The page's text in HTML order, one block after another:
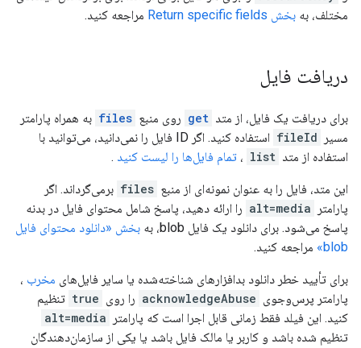
مختلف، به بخش Return specific fields مراجعه کنید.
دریافت فایل
برای دریافت یک فایل، از متد get روی منبع files به همراه پارامتر
مسیر
fileId
استفاده کنید. اگر ID فایل را نمی‌دانید، می‌توانید با
استفاده از متد list ، تمام فایل‌ها را لیست کنید .
این متد، فایل را به عنوان نمونه‌ای از منبع files برمی‌گرداند. اگر
پارامتر
alt=media را ارائه دهید، پاسخ شامل محتوای فایل در بدنه
پاسخ می‌شود. برای دانلود یک فایل blob، به
بخش «دانلود محتوای فایل
blob»
مراجعه کنید.
برای تأیید خطر دانلود بدافزارهای شناخته‌شده یا سایر فایل‌های مخرب ،
پارامتر پرس‌وجوی acknowledgeAbuse را روی true تنظیم
کنید. این فیلد فقط زمانی قابل اجرا است که پارامتر
alt=media
تنظیم شده باشد و کاربر یا مالک فایل باشد یا یکی از سازمان‌دهندگان